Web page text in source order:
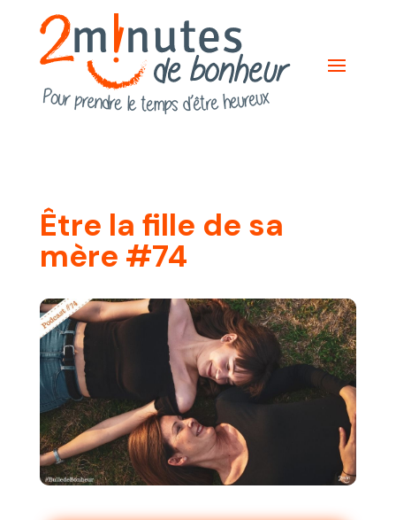
Être la fille de sa
mère #74